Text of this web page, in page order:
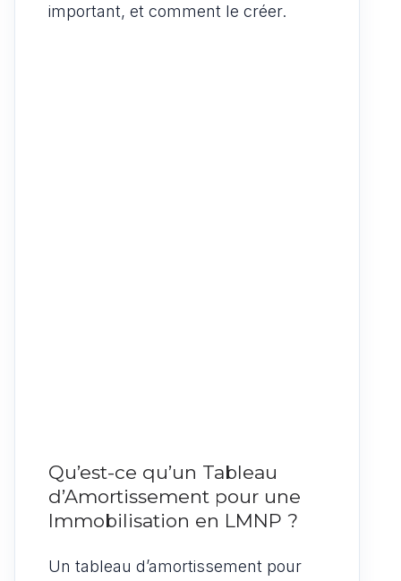
important, et comment le créer.
Qu’est-ce qu’un Tableau
d’Amortissement pour une
Immobilisation en LMNP ?
Un tableau d’amortissement pour